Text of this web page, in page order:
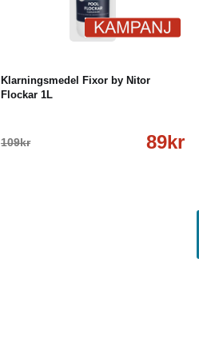
Klarningsmedel Fixor by Nitor
Flockar 1L
109kr 89kr
Läs mer